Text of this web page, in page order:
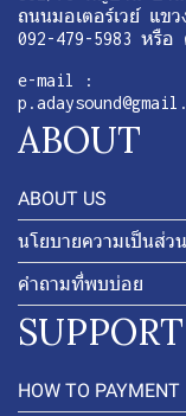
ถนนมอเตอร์เวย์ แขว
092-479-5983 หรือ
e-mail :
ABOUT
ABOUT US
นโยบายความเป็นส่ว
คำถามที่พบบ่อย
SUPPORT
HOW TO PAYMENT